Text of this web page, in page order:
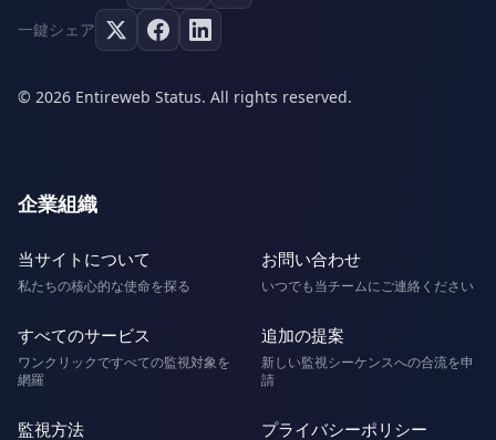
一鍵シェア
© 2026 Entireweb Status. All rights reserved.
企業組織
当サイトについて
私たちの核心的な使命を探る
お問い合わせ
いつでも当チームにご連絡ください
すべてのサービス
ワンクリックですべての監視対象を
網羅
追加の提案
新しい監視シーケンスへの合流を申
請
監視方法 プライバシーポリシー